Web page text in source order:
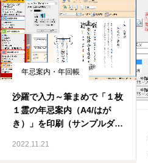
年忌案内・年回帳
沙羅で入力～筆まめで「１枚
１霊の年忌案内（A4/はが
き）」を印刷（サンプルダウ
2022.11.21